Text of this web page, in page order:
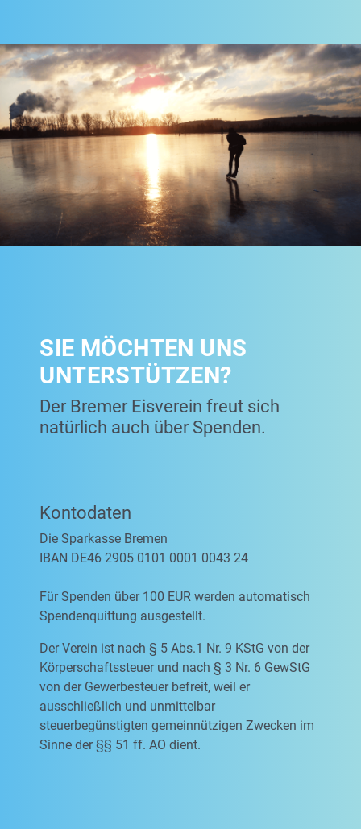
SIE MÖCHTEN UNS
UNTERSTÜTZEN?
Der Bremer Eisverein freut sich
natürlich auch über Spenden.
Kontodaten
Die Sparkasse Bremen
IBAN DE46 2905 0101 0001 0043 24
Für Spenden über 100 EUR werden automatisch
Spendenquittung ausgestellt.
Der Verein ist nach § 5 Abs.1 Nr. 9 KStG von der
Körperschaftssteuer und nach § 3 Nr. 6 GewStG
von der Gewerbesteuer befreit, weil er
ausschließlich und unmittelbar
steuerbegünstigten gemeinnützigen Zwecken im
Sinne der §§ 51 ff. AO dient.